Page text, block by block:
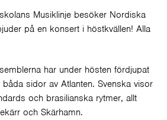
Musiklinje besöker Nordiska
på en konsert i höstkvällen! Alla
har under hösten fördjupat
sidor av Atlanten. Svenska visor
och brasilianska rytmer, allt
och Skärhamn.